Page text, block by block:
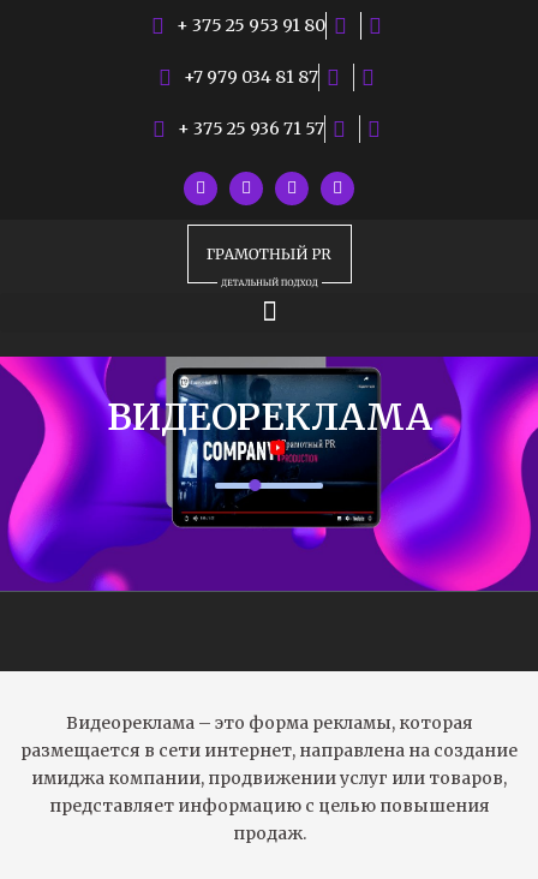
+ 375 25 953 91 80
+7 979 034 81 87
+ 375 25 936 71 57
ВИДЕОРЕКЛАМА
Видеореклама – это форма рекламы, которая
размещается в сети интернет, направлена на создание
имиджа компании, продвижении услуг или товаров,
представляет информацию с целью повышения
продаж.